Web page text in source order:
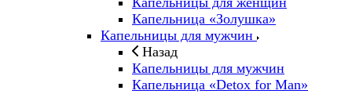
Капельница «Золушка»
Капельницы для мужчин
Назад
Капельницы для мужчин
Капельница «Detox for Man»